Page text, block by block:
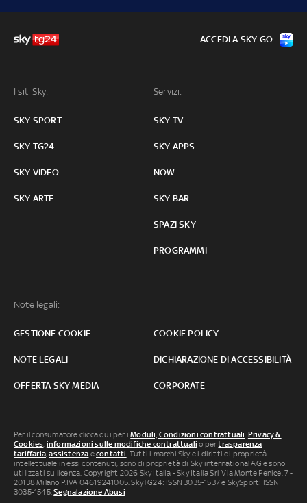
I siti Sky:
SKY SPORT
SKY TG24
SKY VIDEO
SKY ARTE
Servizi:
SKY TV
SKY APPS
NOW
SKY BAR
SPAZI SKY
PROGRAMMI
Note legali:
GESTIONE COOKIE COOKIE POLICY
NOTE LEGALI DICHIARAZIONE DI ACCESSIBILITÀ
OFFERTA SKY MEDIA CORPORATE
ACCEDI A SKY GO
Per il consumatore clicca qui per iModuli, Condizioni contrattuali, Privacy &
Cookies, informazioni sulle modifiche contrattuali o pertrasparenza
tariffaria,assistenza econtatti. Tutti i marchi Sky e i diritti di proprietà
intellettuale in essi contenuti, sono di proprietà di Sky international AG e sono
utilizzati su licenza. Copyright 2026 Sky Italia - Sky Italia Srl Via Monte Penice, 7 -
20138 Milano P.IVA 04619241005. SkyTG24: ISSN 3035-1537 e SkySport: ISSN
3035-1545.Segnalazione Abusi